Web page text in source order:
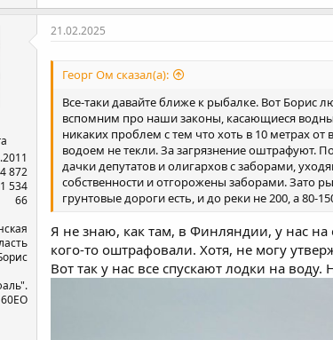
4 872
1 534
66
21.02.2025
Георг Ом сказал(а):
Все-таки давайте ближе к рыбалке. Вот Борис
вспомним про наши законы, касающиеся
никаких проблем с тем что хоть в 10 метрах
водоем не текли. За загрязнение оштрафуют.
дачки депутатов и олигархов с заборами,
собственности и отгорожены заборами. Зато
грунтовые дороги есть, и до реки не 200, а 80-
Я не знаю, как там, в Финляндии, у нас
кого-то оштрафовали. Хотя, не могу
Вот так у нас все спускают лодки на воду.